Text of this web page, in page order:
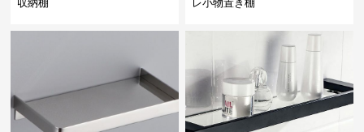
収納棚
レ小物置き棚